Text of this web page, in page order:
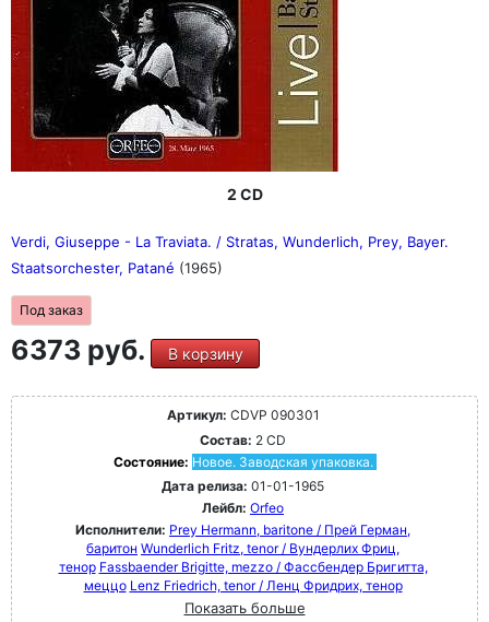
2 CD
Verdi, Giuseppe - La Traviata. / Stratas, Wunderlich, Prey, Bayer.
Staatsorchester, Patané (1965)
Под заказ
6373 руб. В корзину
Артикул: CDVP 090301
Состав: 2 CD
Состояние: Новое. Заводская упаковка.
Дата релиза: 01-01-1965
Лейбл: Orfeo
Исполнители: Prey Hermann, baritone / Прей Герман,
баритон Wunderlich Fritz, tenor / Вундерлих Фриц,
тенор Fassbaender Brigitte, mezzo / Фассбендер Бригитта,
меццо Lenz Friedrich, tenor / Ленц Фридрих, тенор
Показать больше